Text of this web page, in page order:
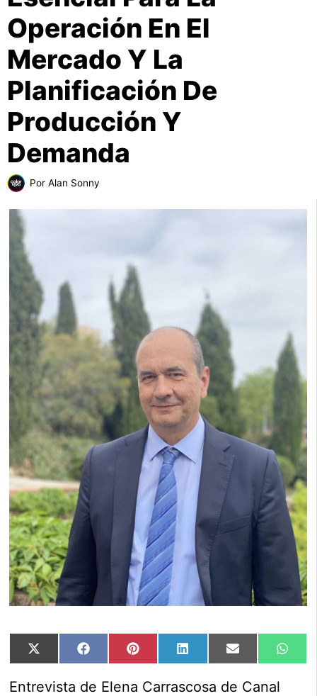
Operación En El
Mercado Y La
Planificación De
Producción Y
Demanda
Por Alan Sonny
Compartir
en
X
Compartir
en
FacebookCompartir
en
PinterestCompartir
en
LinkedInCompartir
en
Email
en
Entrevista de Elena Carrascosa de Canal